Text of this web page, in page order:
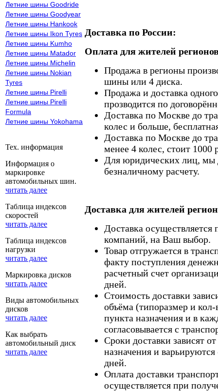
Летние шины Goodride
Летние шины Goodyear
Летние шины Hankook
Летние шины Ikon Tyres
Летние шины Kumho
Летние шины Matador
Летние шины Michelin
Летние шины Nokian
Tyres
Летние шины Pirelli
Летние шины Pirelli
Formula
Летние шины Yokohama
Тех. информация
Информация о
маркировке
автомобильных шин.
читать далее
Таблица индексов
скоростей
читать далее
Таблица индексов
нагрузки
читать далее
Маркировка дисков
читать далее
Виды автомобильных
дисков
читать далее
Как выбрать
автомобильный диск
читать далее
Доставка по России:
Оплата для жителей
Продажа в регионы
шины или 4 диска.
Продажа и доставка
прозводится по
Доставка по Москве до
колес и больше,
Доставка по Москве до
менее 4 колес, стоит 1000
Для юридических лиц, мы
безналичному расчету.
Доставка для жителей
Доставка
компаний, на Ваш выбор.
Товар отгружается в
факту поступления
расчетный счет
дней.
Стоимость доставки
объёма (типоразмер и кол-
пункта назначения и в
согласовывается с
Сроки доставки зависят
назначения и
дней.
Оплата доставки
осуществляется при